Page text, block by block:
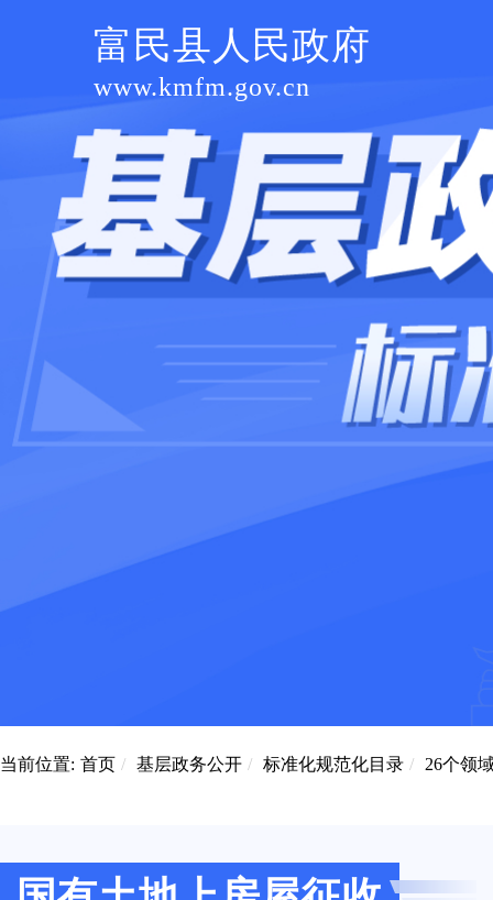
富民县人民政府
www.kmfm.gov.cn
当前位置: 首页 / 基层政务公开 / 标准化规范化目录 / 26个领